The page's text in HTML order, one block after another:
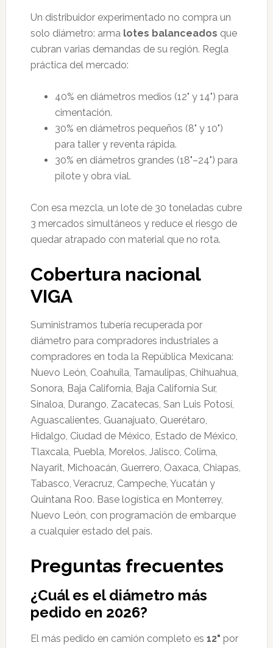
Un distribuidor experimentado no compra un
solo diámetro: arma lotes balanceados que
cubran varias demandas de su región. Regla
práctica del mercado:
40% en diámetros medios (12" y 14") para
cimentación.
30% en diámetros pequeños (8" y 10")
para taller y reventa rápida.
30% en diámetros grandes (18"–24") para
pilote y obra vial.
Con esa mezcla, un lote de 30 toneladas cubre
3 mercados simultáneos y reduce el riesgo de
quedar atrapado con material que no rota.
Cobertura nacional
VIGA
Suministramos tubería recuperada por
diámetro para compradores industriales a
compradores en toda la República Mexicana:
Nuevo León, Coahuila, Tamaulipas, Chihuahua,
Sonora, Baja California, Baja California Sur,
Sinaloa, Durango, Zacatecas, San Luis Potosí,
Aguascalientes, Guanajuato, Querétaro,
Hidalgo, Ciudad de México, Estado de México,
Tlaxcala, Puebla, Morelos, Jalisco, Colima,
Nayarit, Michoacán, Guerrero, Oaxaca, Chiapas,
Tabasco, Veracruz, Campeche, Yucatán y
Quintana Roo. Base logística en Monterrey,
Nuevo León, con programación de embarque
a cualquier estado del país.
Preguntas frecuentes
¿Cuál es el diámetro más
pedido en 2026?
El más pedido en camión completo es 12" por